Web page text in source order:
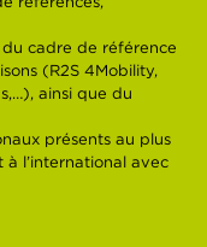
du cadre de référence
(R2S 4Mobility,
ainsi que du
présents au plus
l’international avec